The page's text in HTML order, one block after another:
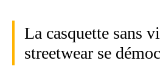
La casquette sans
streetwear se